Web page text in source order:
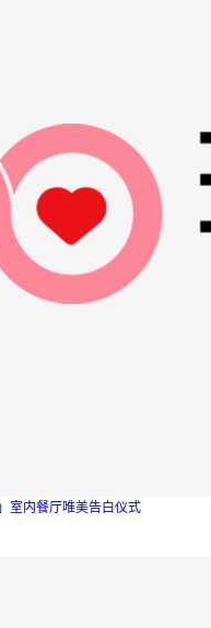
室内餐厅唯美告白仪式